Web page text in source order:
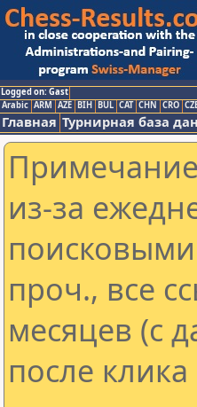
Logged on: Gast
Arabic ARM AZE BIH BUL CAT CHN CRO
Главная Турнирная база
из-за
проч., все
месяцев (с
после